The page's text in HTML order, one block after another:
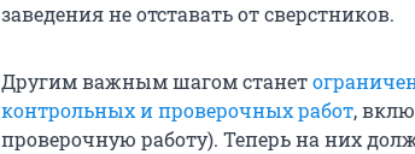
заведения не отставать от сверстников.
Другим важным шагом станет
контрольных и проверочных работ,
проверочную работу). Теперь на них